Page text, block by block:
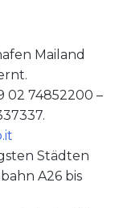
Mailand
02 74852200 –
Städten
A26 bis